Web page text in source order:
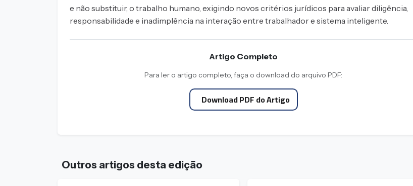
e não substituir, o trabalho humano, exigindo novos critérios jurídicos para avaliar diligência,
responsabilidade e inadimplência na interação entre trabalhador e sistema inteligente.
Artigo Completo
Para ler o artigo completo, faça o download do arquivo PDF:
Download PDF do Artigo
Outros artigos desta edição